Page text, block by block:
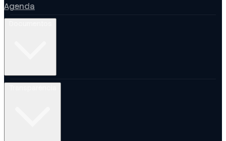
Agenda